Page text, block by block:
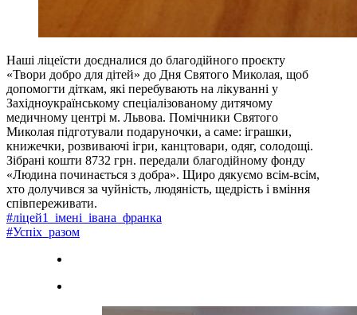
Наші ліцеїсти доєдналися до благодійного проєкту
«Твори добро для дітей» до Дня Святого Миколая, щоб
допомогти діткам, які перебувають на лікуванні у
Західноукраїнському спеціалізованому дитячому
медичному центрі м. Львова. Помічники Святого
Миколая підготували подаруночки, а саме: іграшки,
книжечки, розвиваючі ігри, канцтовари, одяг, солодощі.
Зібрані кошти 8732 грн. передали благодійному фонду
«Людина починається з добра». Щиро дякуємо всім-всім,
хто долучився за чуйність, людяність, щедрість і вміння
співпереживати.
#ліцей1_імені_івана_франка
#Успіх_разом